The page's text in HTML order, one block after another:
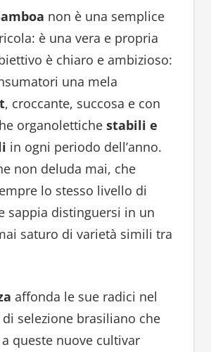
non è una semplice
è una vera e propria
è chiaro e ambizioso:
una mela
, croccante, succosa e con
organolettiche stabili e
in ogni periodo dell’anno.
non deluda mai, che
lo stesso livello di
sappia distinguersi in un
saturo di varietà simili tra
affonda le sue radici nel
selezione brasiliano che
queste nuove cultivar